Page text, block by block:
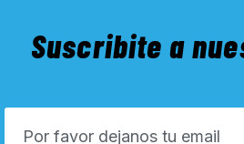
Suscribite a